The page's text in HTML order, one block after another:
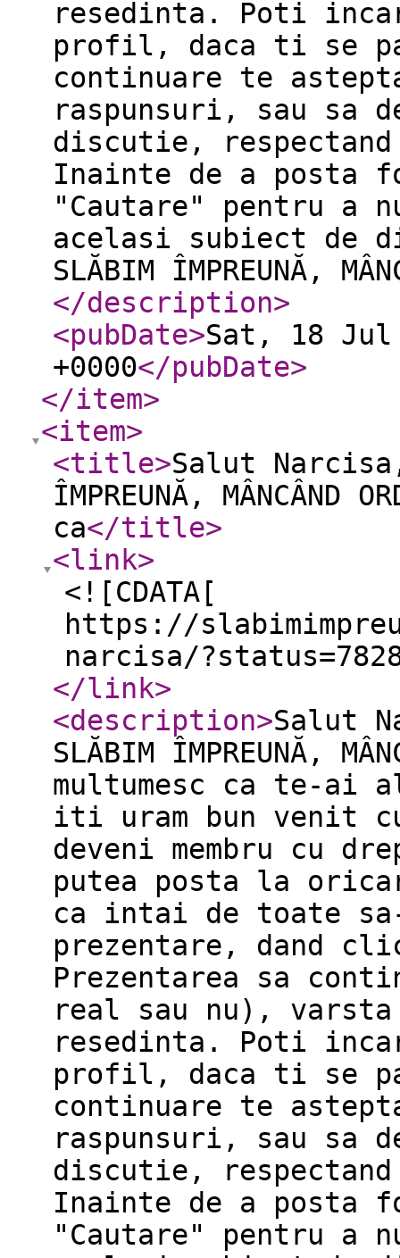
resedinta. Poti
profil, daca ti se
continuare te
raspunsuri, sau sa
discutie,
Inainte de a posta
"Cautare" pentru a
acelasi subiect de
SLĂBIM ÎMPREUNĂ,
</description>
<pubDate>Sat, 18 Jul
+0000</pubDate>
</item>
<item>
<title>Salut
ÎMPREUNĂ, MÂNCÂND
ca</title>
<link>
<![CDATA[
https://
narcisa/
</link>
<description>Salut
SLĂBIM ÎMPREUNĂ,
multumesc ca te-ai
iti uram bun venit
deveni membru cu
putea posta la
ca intai de toate
prezentare, dand
Prezentarea sa
real sau nu),
resedinta. Poti
profil, daca ti se
continuare te
raspunsuri, sau sa
discutie,
Inainte de a posta
"Cautare" pentru a